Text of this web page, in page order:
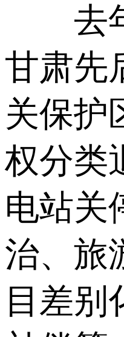
去年
甘肃先
关保护
权分类
电站关
治、旅
目差别